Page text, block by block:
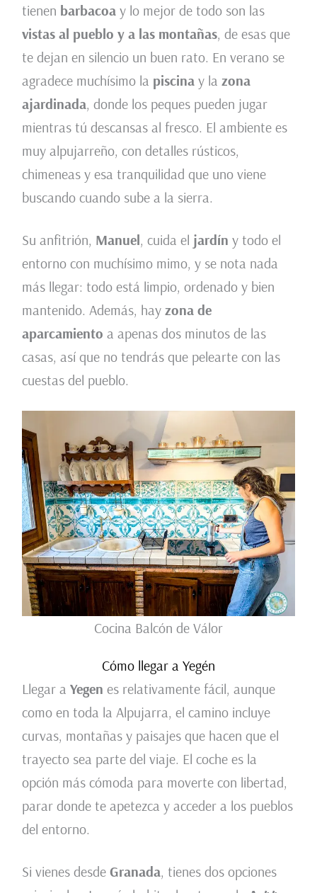
tienen barbacoay lo mejor de todo son las
vistas al pueblo y a las montañas, de esas que
te dejan en silencio un buen rato. En verano se
agradece muchísimo la piscinay la zona
ajardinada, donde los peques pueden jugar
mientras tú descansas al fresco. El ambiente es
muy alpujarreño, con detalles rústicos,
chimeneas y esa tranquilidad que uno viene
buscando cuando sube a la sierra.
Su anfitrión, Manuel, cuida el jardín y todo el
entorno con muchísimo mimo, y se nota nada
más llegar: todo está limpio, ordenado y bien
mantenido. Además, hay zona de
aparcamiento a apenas dos minutos de las
casas, así que no tendrás que pelearte con las
cuestas del pueblo.
Cocina Balcón de Válor
Cómo llegar a Yegén
Llegar a Yegen es relativamente fácil, aunque
como en toda la Alpujarra, el camino incluye
curvas, montañas y paisajes que hacen que el
trayecto sea parte del viaje. El coche es la
opción más cómoda para moverte con libertad,
parar donde te apetezca y acceder a los pueblos
del entorno.
Si vienes desde Granada, tienes dos opciones